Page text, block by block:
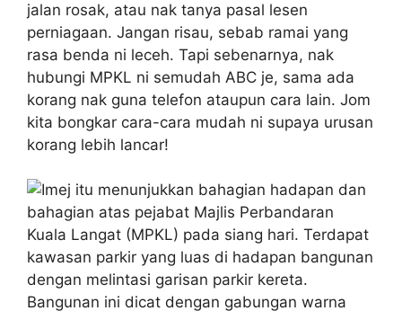
jalan rosak, atau nak tanya pasal lesen
perniagaan. Jangan risau, sebab ramai yang
rasa benda ni leceh. Tapi sebenarnya, nak
hubungi MPKL ni semudah ABC je, sama ada
korang nak guna telefon ataupun cara lain. Jom
kita bongkar cara-cara mudah ni supaya urusan
korang lebih lancar!